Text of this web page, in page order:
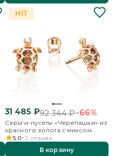
31 485 ₽92 344₽-66%
Серьги-пусеты «Черепашки» из
красного золота с миксом
камней
5.0 2 отзыва
В корзину